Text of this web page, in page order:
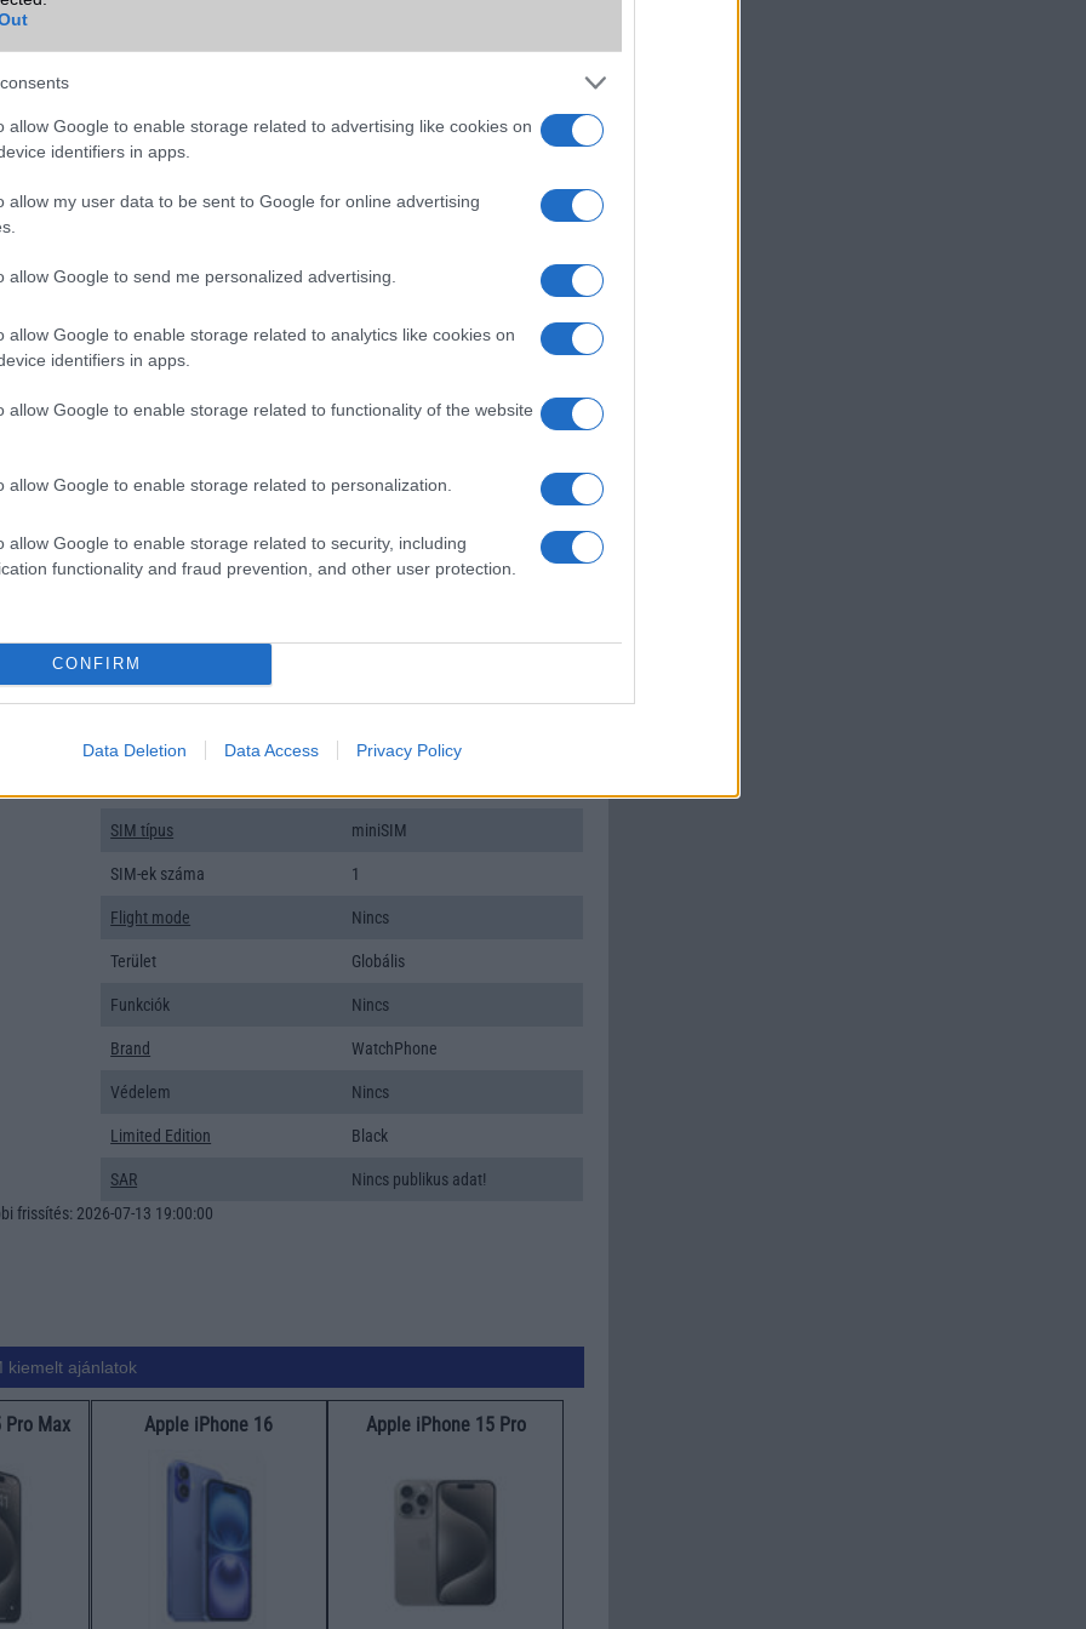
allow Google to enable storage related to advertising like cookies on
identifiers in apps.
allow my user data to be sent to Google for online advertising
allow Google to send me personalized advertising.
allow Google to enable storage related to analytics like cookies on
identifiers in apps.
allow Google to enable storage related to functionality of the website
allow Google to enable storage related to personalization.
allow Google to enable storage related to security, including
functionality and fraud prevention, and other user protection.
CONFIRM
Data Deletion Data Access Privacy Policy
Típus
Készenléti idő h /
120
Beszélgetési idő h /
2
ALKALMAZÁSOK ÉS ÉRZÉKELŐK
SNS integráció
T9 szótár Nincs
Iránytũ Nincs
EGYÉB
SIM típus miniSIM
SIM-ek száma 1
Flight mode Nincs
Terület Globális
Funkciók Nincs
Brand WatchPhone
Védelem Nincs
Limited Edition Black
SAR
Nincs publikus adat!
frissítés: 2026-07-13 19:00:00
kiemelt ajánlatok
Pro Max Apple iPhone 16 Apple iPhone 15 Pro